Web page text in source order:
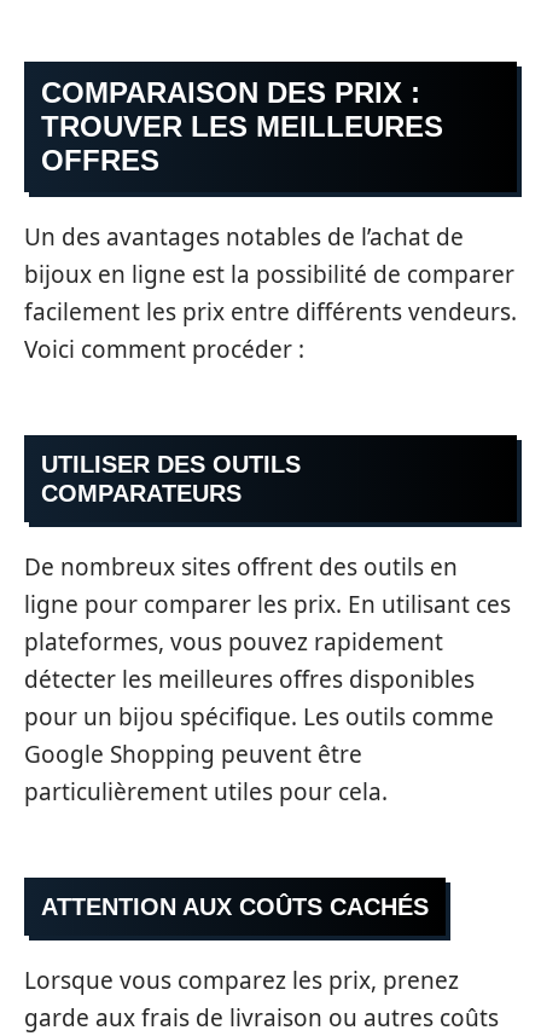
COMPARAISON DES PRIX :
TROUVER LES MEILLEURES
OFFRES
Un des avantages notables de l’achat de
bijoux en ligne est la possibilité de comparer
facilement les prix entre différents vendeurs.
Voici comment procéder :
UTILISER DES OUTILS
COMPARATEURS
De nombreux sites offrent des outils en
ligne pour comparer les prix. En utilisant ces
plateformes, vous pouvez rapidement
détecter les meilleures offres disponibles
pour un bijou spécifique. Les outils comme
Google Shopping peuvent être
particulièrement utiles pour cela.
ATTENTION AUX COÛTS CACHÉS
Lorsque vous comparez les prix, prenez
garde aux frais de livraison ou autres coûts